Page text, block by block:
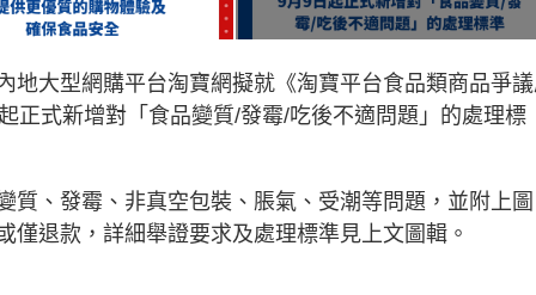
地大型網購平台淘寶網擬就《淘寶平台食品類商品爭
正式新增對「食品變質/發霉/吃後不適問題」的處理標
質、發霉、非真空包裝、脹氣、受潮等問題，並附上圖
退款，詳細舉證要求及處理標準見上文圖輯。